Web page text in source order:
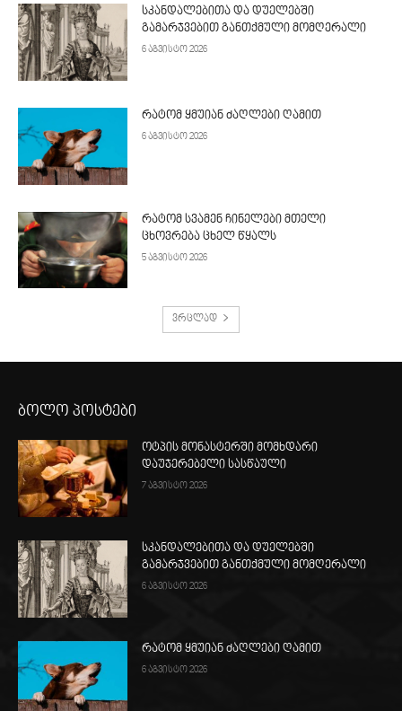
სკანდალებითა და დუელებში
გამარჯვებით განთქმული მომღერალი
6 აგვისტო 2026
რატომ ყმუიან ძაღლები ღამით
6 აგვისტო 2026
რატომ სვამენ ჩინელები მთელი
ცხოვრება ცხელ წყალს
5 აგვისტო 2026
ვრცლად
ბოლო პოსტები
ოტპის მონასტერში მომხდარი
დაუჯერებელი სასწაული
7 აგვისტო 2026
სკანდალებითა და დუელებში
გამარჯვებით განთქმული მომღერალი
6 აგვისტო 2026
რატომ ყმუიან ძაღლები ღამით
6 აგვისტო 2026